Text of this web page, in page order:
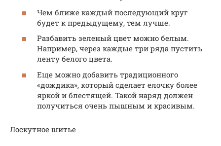
Чем ближе каждый последующий круг
будет к предыдущему, тем лучше.
Разбавить зеленый цвет можно белым.
Например, через каждые три ряда пустить
ленту белого цвета.
Еще можно добавить традиционного
«дождика», который сделает елочку более
яркой и блестящей. Такой наряд должен
получиться очень пышным и красивым.
Лоскутное шитье